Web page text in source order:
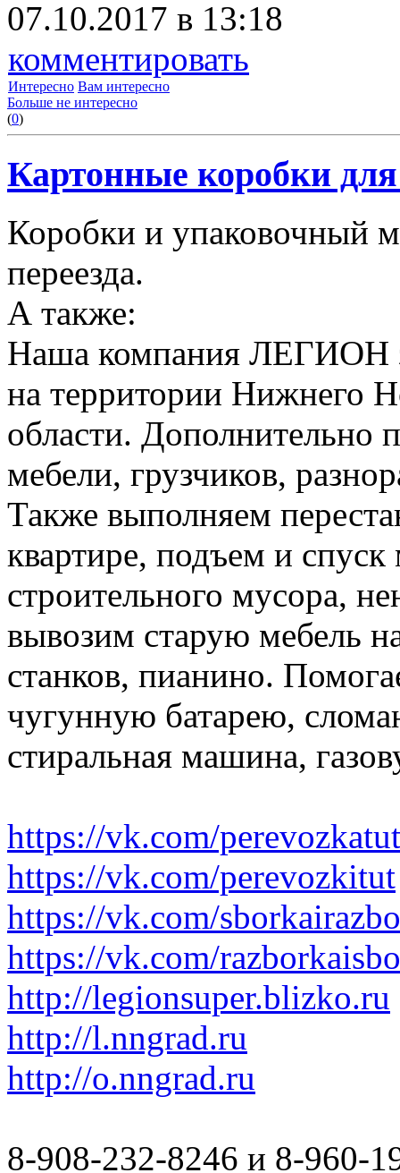
07.10.2017 в 13:18
комментировать
Интересно Вам интересно
Больше не интересно
(0)
Картонные коробки для
Коробки и упаковочный
переезда.
А также:
Наша компания ЛЕГИОН
на территории Нижнего
области. Дополнительно
мебели, грузчиков,
Также выполняем
квартире, подъем и спуск
строительного мусора,
вывозим старую мебель
станков, пианино.
чугунную батарею,
стиральная машина,
https://vk.com/perevozkatut
https://vk.com/perevozkitut
https://vk.com/
https://vk.com/
http://legionsuper.blizko.ru
http://l.nngrad.ru
http://o.nngrad.ru
8-908-232-8246 и 8-960-